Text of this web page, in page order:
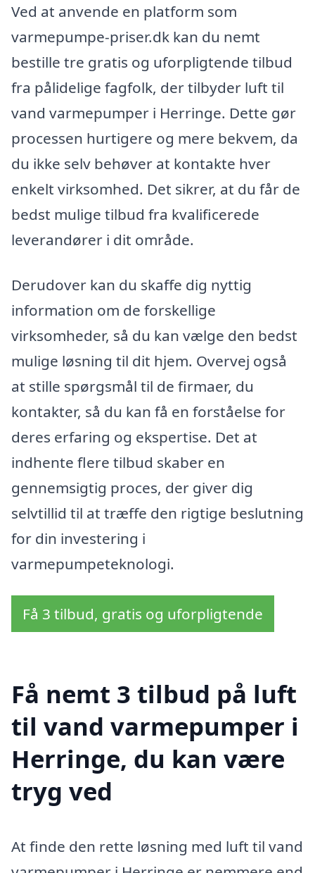
Ved at anvende en platform som
varmepumpe-priser.dk kan du nemt
bestille tre gratis og uforpligtende tilbud
fra pålidelige fagfolk, der tilbyder luft til
vand varmepumper i Herringe. Dette gør
processen hurtigere og mere bekvem, da
du ikke selv behøver at kontakte hver
enkelt virksomhed. Det sikrer, at du får de
bedst mulige tilbud fra kvalificerede
leverandører i dit område.
Derudover kan du skaffe dig nyttig
information om de forskellige
virksomheder, så du kan vælge den bedst
mulige løsning til dit hjem. Overvej også
at stille spørgsmål til de firmaer, du
kontakter, så du kan få en forståelse for
deres erfaring og ekspertise. Det at
indhente flere tilbud skaber en
gennemsigtig proces, der giver dig
selvtillid til at træffe den rigtige beslutning
for din investering i
varmepumpeteknologi.
Få 3 tilbud, gratis og uforpligtende
Få nemt 3 tilbud på luft
til vand varmepumper i
Herringe, du kan være
tryg ved
At finde den rette løsning med luft til vand